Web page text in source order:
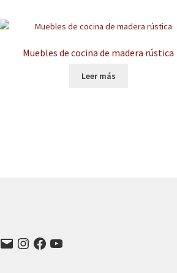
Muebles de cocina de madera rústica
Leer más
Correo
electrónico
Instagram
Facebook
YouTube